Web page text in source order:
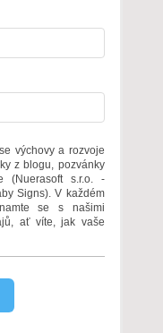
výchovy a rozvoje
z blogu, pozvánky
(Nuerasoft s.r.o. -
Signs). V každém
se s našimi
ať víte, jak vaše